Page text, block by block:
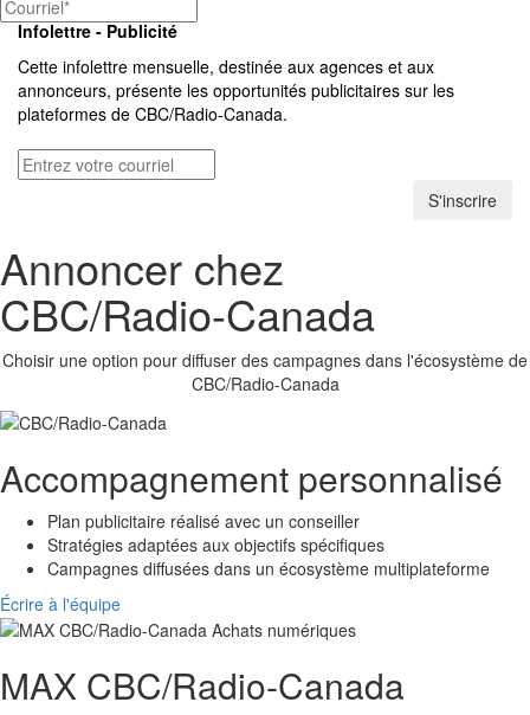
Infolettre - Publicité
Cette infolettre mensuelle, destinée aux agences et aux
annonceurs, présente les opportunités publicitaires sur les
plateformes de CBC/Radio-Canada.
S'inscrire
Annoncer chez
CBC/Radio-Canada
Choisir une option pour diffuser des campagnes dans l'écosystème de
CBC/Radio-Canada
Accompagnement personnalisé
Plan publicitaire réalisé avec un conseiller
Stratégies adaptées aux objectifs spécifiques
Campagnes diffusées dans un écosystème multiplateforme
Écrire à l'équipe
MAX CBC/Radio-Canada